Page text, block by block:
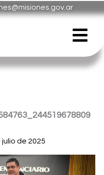
julio de 2025